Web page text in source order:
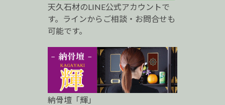
ロ
天久石材のLINE公式アカウントで
す。ラインからご相談・お問合せも
可能です。
納骨壇「輝」